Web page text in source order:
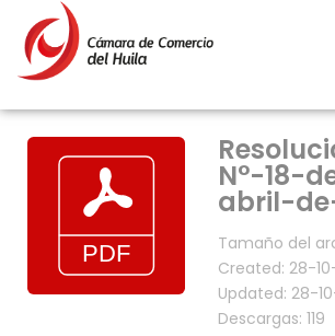
N°-18-
abril-
Tamaño del
Created: 28-
Updated: 28-
Descargas: 119